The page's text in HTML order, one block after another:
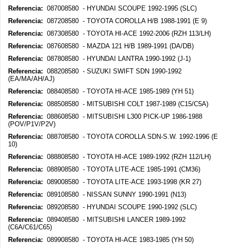
Referencia: 087008580 - HYUNDAI SCOUPE 1992-1995 (SLC)
Referencia: 087208580 - TOYOTA COROLLA H/B 1988-1991 (E 9)
Referencia: 087308580 - TOYOTA HI-ACE 1992-2006 (RZH 113/LH)
Referencia: 087608580 - MAZDA 121 H/B 1989-1991 (DA/DB)
Referencia: 087808580 - HYUNDAI LANTRA 1990-1992 (J-1)
Referencia: 088208580 - SUZUKI SWIFT SDN 1990-1992
(EA/MA/AH/AJ)
Referencia: 088408580 - TOYOTA HI-ACE 1985-1989 (YH 51)
Referencia: 088508580 - MITSUBISHI COLT 1987-1989 (C15/C5A)
Referencia: 088608580 - MITSUBISHI L300 PICK-UP 1986-1988
(POV/P1V/P2V)
Referencia: 088708580 - TOYOTA COROLLA SDN-S.W. 1992-1996 (E
10)
Referencia: 088808580 - TOYOTA HI-ACE 1989-1992 (RZH 112/LH)
Referencia: 088908580 - TOYOTA LITE-ACE 1985-1991 (CM36)
Referencia: 089008580 - TOYOTA LITE-ACE 1993-1998 (KR 27)
Referencia: 089108580 - NISSAN SUNNY 1990-1991 (N13)
Referencia: 089208580 - HYUNDAI SCOUPE 1990-1992 (SLC)
Referencia: 089408580 - MITSUBISHI LANCER 1989-1992
(C6A/C61/C65)
Referencia: 089908580 - TOYOTA HI-ACE 1983-1985 (YH 50)